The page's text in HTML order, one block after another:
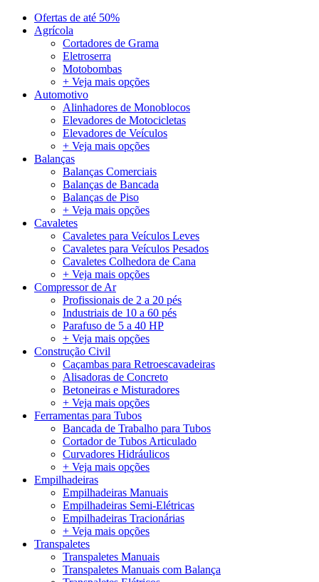
Ofertas de até 50%
Agrícola
Cortadores de Grama
Eletroserra
Motobombas
+ Veja mais opções
Automotivo
Alinhadores de Monoblocos
Elevadores de Motocicletas
Elevadores de Veículos
+ Veja mais opções
Balanças
Balanças Comerciais
Balanças de Bancada
Balanças de Piso
+ Veja mais opções
Cavaletes
Cavaletes para Veículos Leves
Cavaletes para Veículos Pesados
Cavaletes Colhedora de Cana
+ Veja mais opções
Compressor de Ar
Profissionais de 2 a 20 pés
Industriais de 10 a 60 pés
Parafuso de 5 a 40 HP
+ Veja mais opções
Construção Civil
Caçambas para Retroescavadeiras
Alisadoras de Concreto
Betoneiras e Misturadores
+ Veja mais opções
Ferramentas para Tubos
Bancada de Trabalho para Tubos
Cortador de Tubos Articulado
Curvadores Hidráulicos
+ Veja mais opções
Empilhadeiras
Empilhadeiras Manuais
Empilhadeiras Semi-Elétricas
Empilhadeiras Tracionárias
+ Veja mais opções
Transpaletes
Transpaletes Manuais
Transpaletes Manuais com Balança